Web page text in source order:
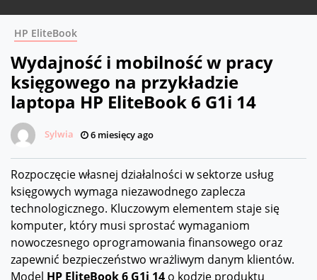
HP EliteBook
Wydajność i mobilność w pracy
księgowego na przykładzie
laptopa HP EliteBook 6 G1i 14
Sylwia 6 miesięcy ago
Rozpoczęcie własnej działalności w sektorze usług
księgowych wymaga niezawodnego zaplecza
technologicznego. Kluczowym elementem staje się
komputer, który musi sprostać wymaganiom
nowoczesnego oprogramowania finansowego oraz
zapewnić bezpieczeństwo wrażliwym danym klientów.
Model HP EliteBook 6 G1i 14 o kodzie produktu